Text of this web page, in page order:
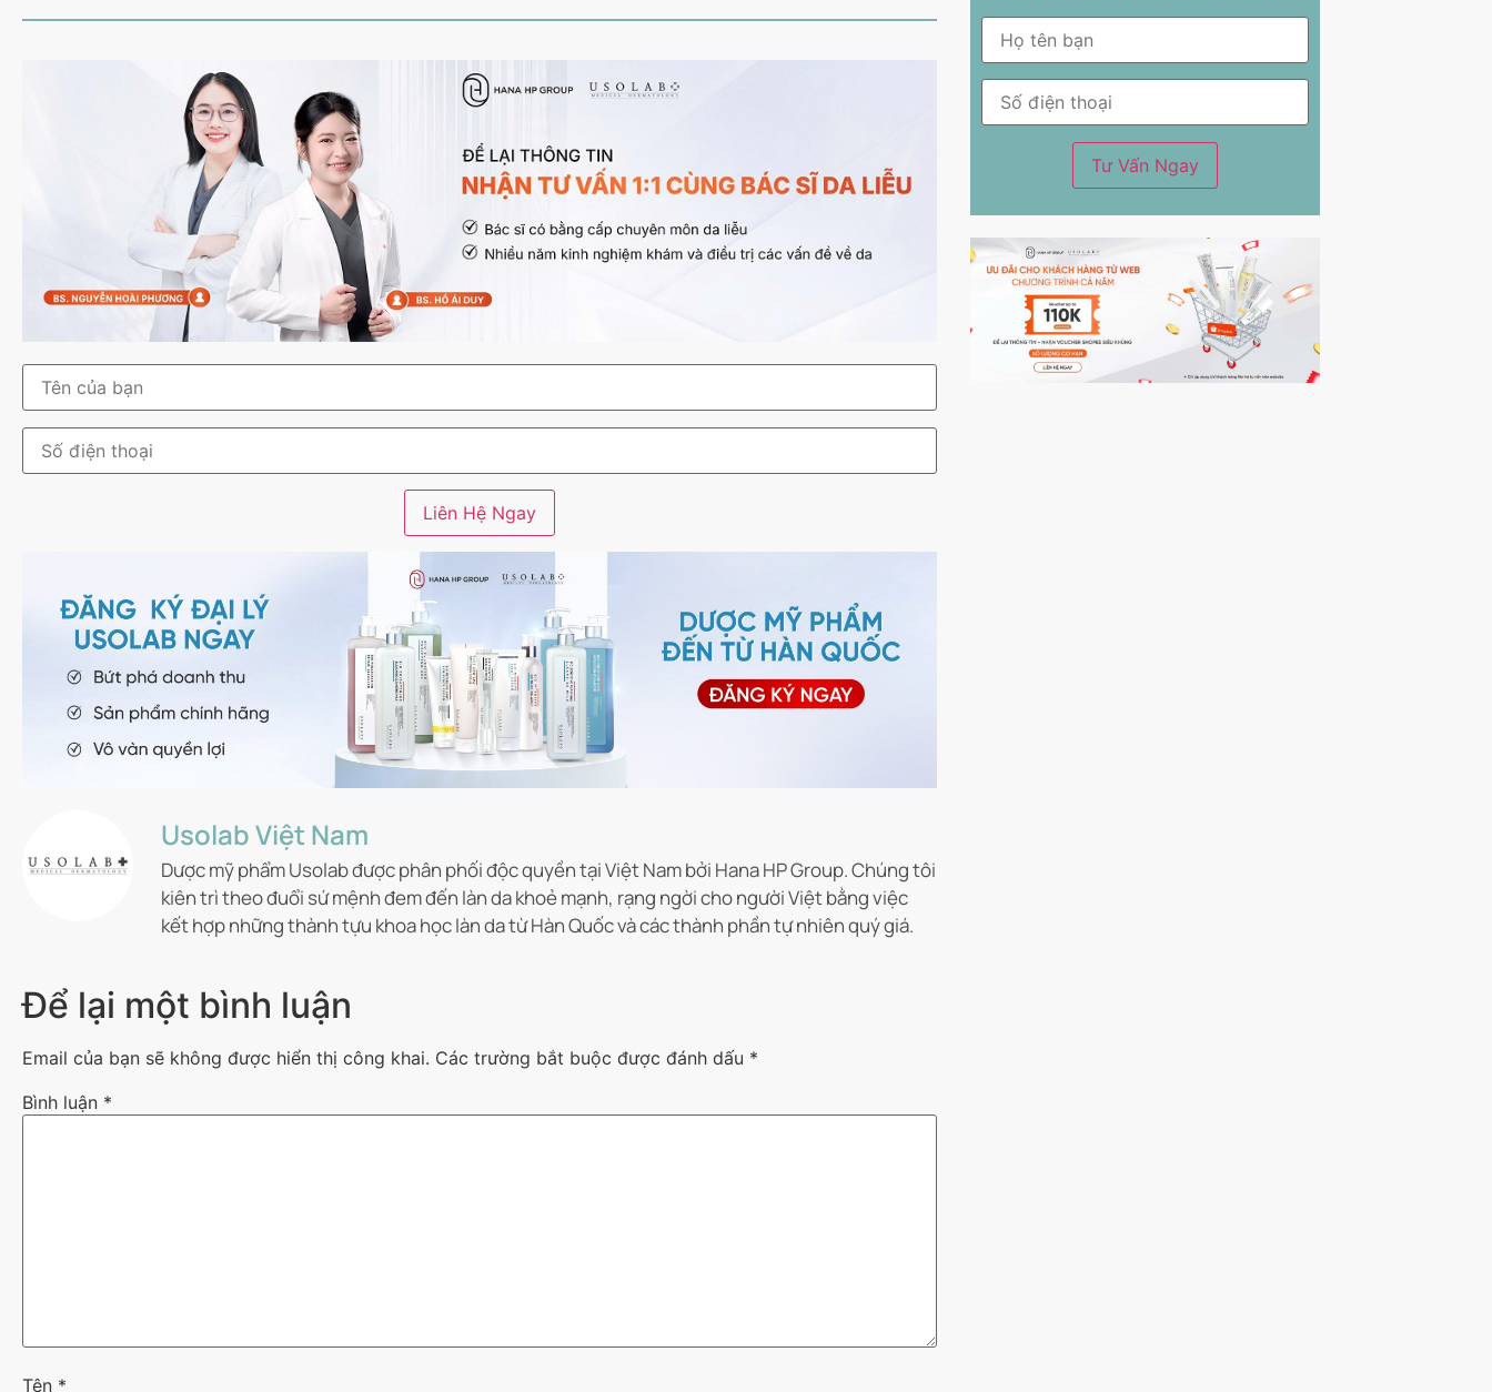
Usolab Việt Nam
Dược mỹ phẩm Usolab được phân phối độc quyền tại Việt Nam bởi Hana HP Group. Chúng tôi
kiên trì theo đuổi sứ mệnh đem đến làn da khoẻ mạnh, rạng ngời cho người Việt bằng việc
kết hợp những thành tựu khoa học làn da từ Hàn Quốc và các thành phần tự nhiên quý giá.
Để lại một bình luận
Email của bạn sẽ không được hiển thị công khai. Các trường bắt buộc được đánh dấu *
Bình luận *
Tên *